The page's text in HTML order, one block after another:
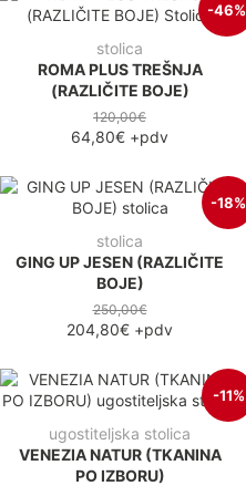
-46%
stolica
ROMA PLUS TREŠNJA
(RAZLIČITE BOJE)
120,00€
64,80€ +pdv
-18%
stolica
GING UP JESEN (RAZLIČITE
BOJE)
250,00€
204,80€ +pdv
-11%
ugostiteljska stolica
VENEZIA NATUR (TKANINA
PO IZBORU)